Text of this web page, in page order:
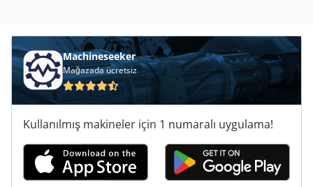
Machineseeker
Mağazada ücretsiz
Kullanılmış makineler için 1 numaralı uygulama!